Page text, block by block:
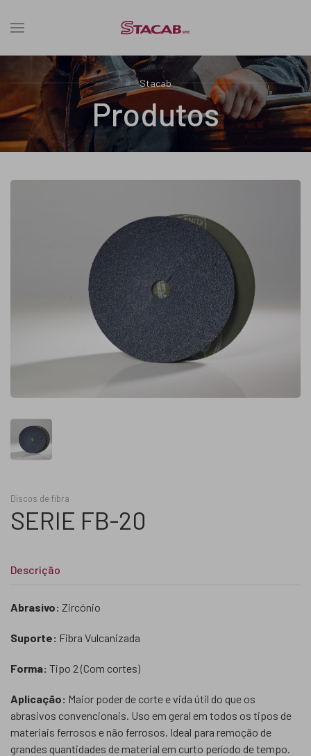
Stacab
Produtos
Discos de fibra
SERIE FB-20
Descrição
Abrasivo: Zircónio
Suporte: Fibra Vulcanizada
Forma: Tipo 2 (Com cortes)
Aplicação: Maior poder de corte e vida útil do que os
abrasivos convencionais. Uso em geral em todos os tipos de
materiais ferrosos e não ferrosos. Ideal para remoção de
grandes quantidades de material em curto período de tempo.